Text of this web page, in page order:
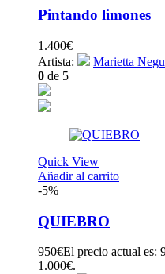
Pintando limones
1.400€
Artista:
Marietta
0 de 5
Quick View
Añadir al carrito
-5%
QUIEBRO
950€El precio actual es:
1.000€.